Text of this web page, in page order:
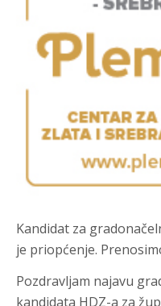
Kandidat za
je priopćenje.
Pozdravljam najavu
kandidata HDZ-a za